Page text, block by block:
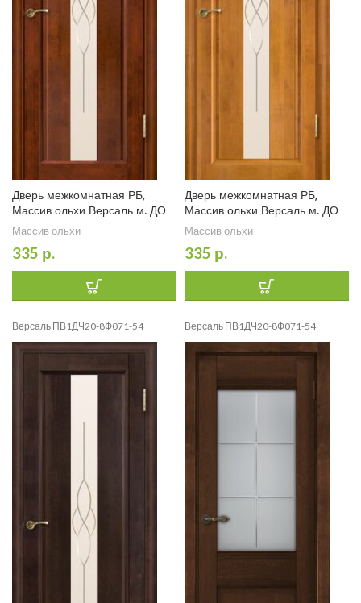
Дверь межкомнатная РБ,
Массив ольхи Версаль м. ДО
Массив ольхи
335 р.
Версаль ПВ1ДЧ20-8Ф071-54
Дверь межкомнатная РБ,
Массив ольхи Версаль м. ДО
Массив ольхи
335 р.
Версаль ПВ1ДЧ20-8Ф071-54